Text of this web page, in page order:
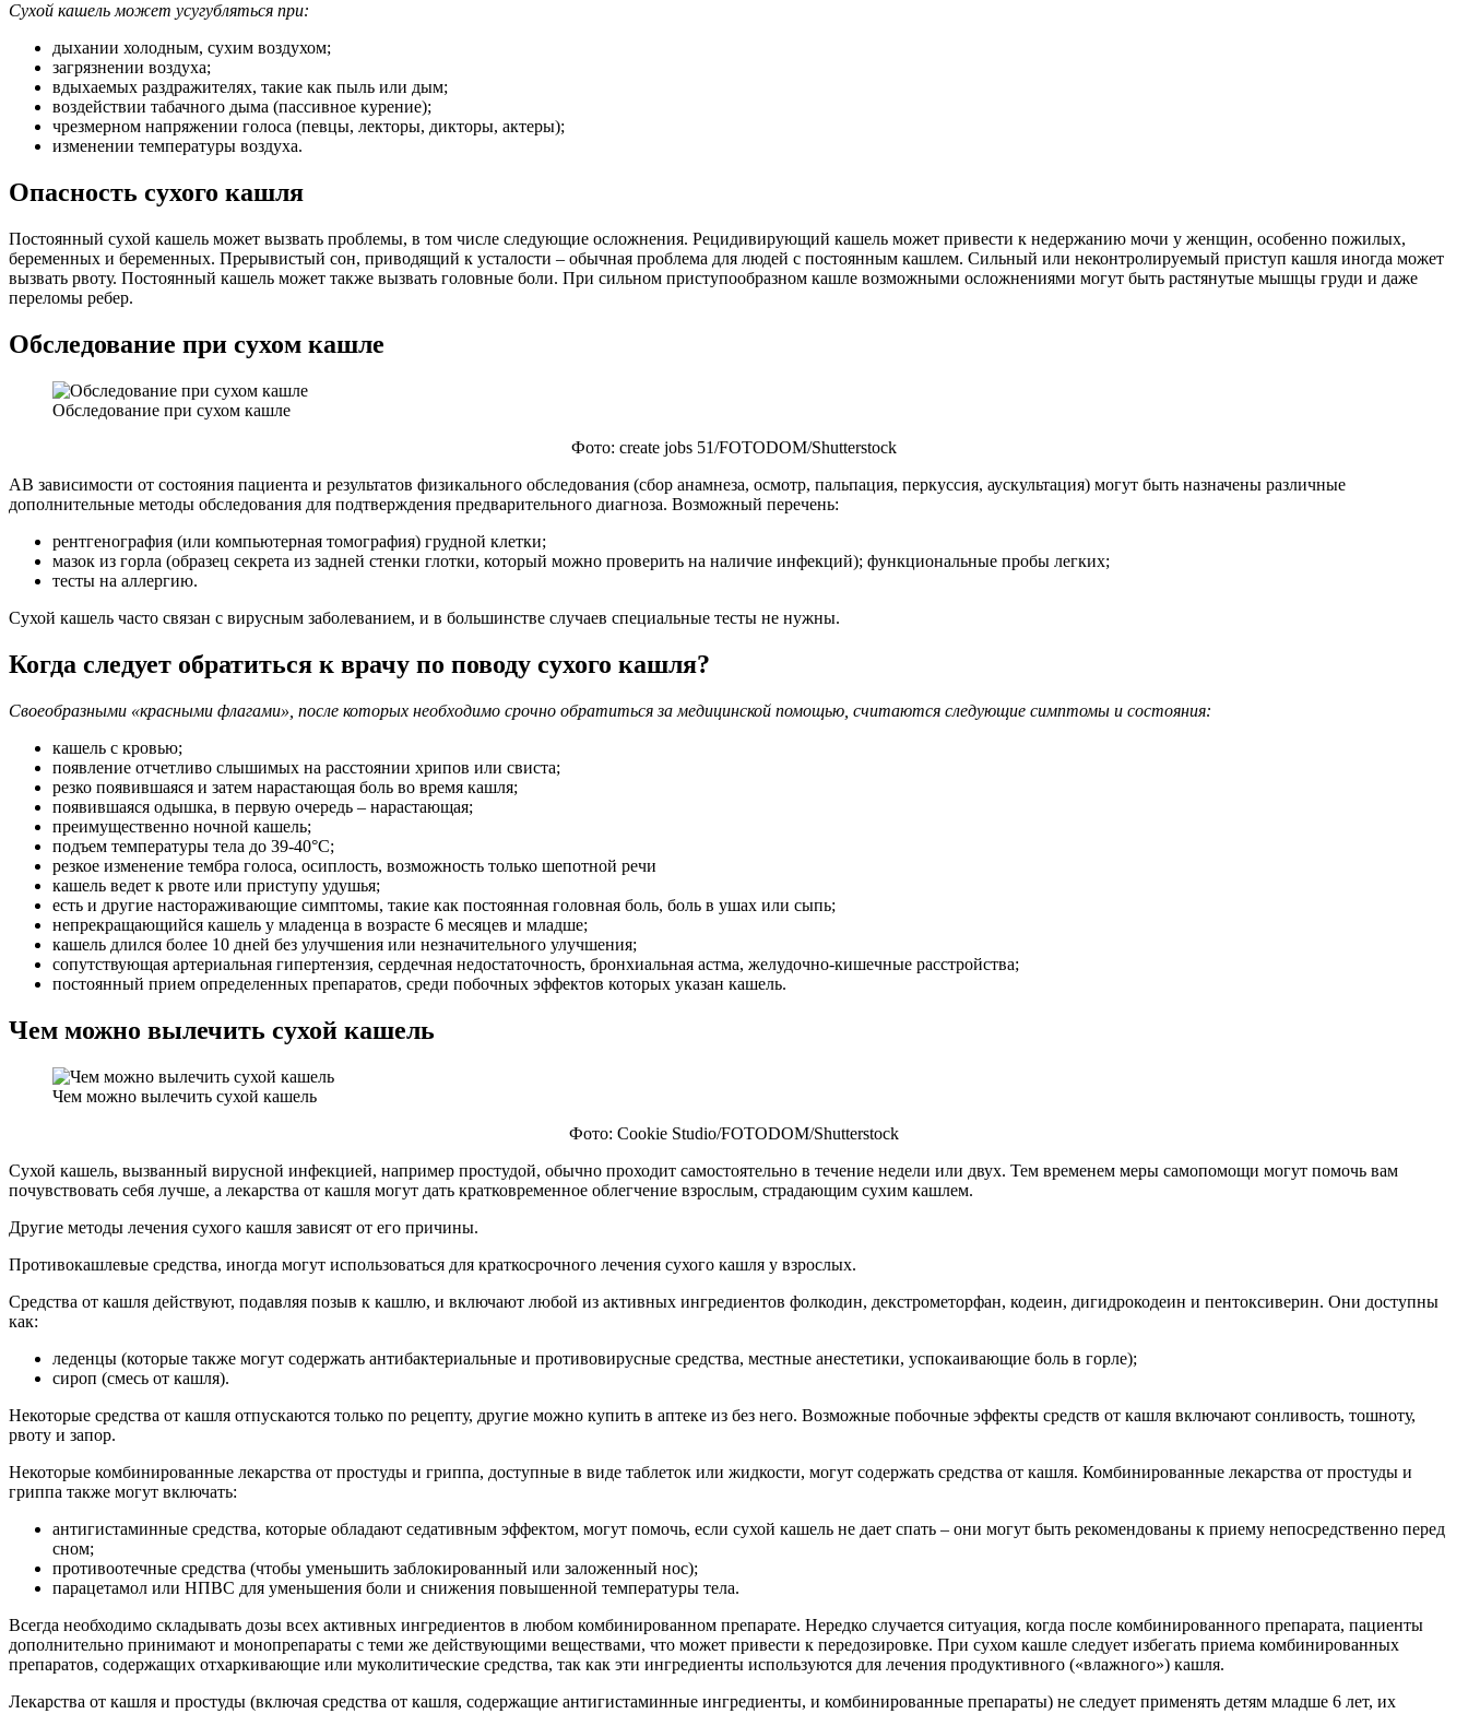
Сухой кашель может усугубляться при:
дыхании холодным, сухим воздухом;
загрязнении воздуха;
вдыхаемых раздражителях, такие как пыль или дым;
воздействии табачного дыма (пассивное курение);
чрезмерном напряжении голоса (певцы, лекторы, дикторы, актеры);
изменении температуры воздуха.
Опасность сухого кашля
Постоянный сухой кашель может вызвать проблемы, в том числе следующие осложнения. Рецидивирующий кашель может привести к недержанию мочи у женщин, особенно пожилых,
беременных и беременных. Прерывистый сон, приводящий к усталости – обычная проблема для людей с постоянным кашлем. Сильный или неконтролируемый приступ кашля иногда может
вызвать рвоту. Постоянный кашель может также вызвать головные боли. При сильном приступообразном кашле возможными осложнениями могут быть растянутые мышцы груди и даже
переломы ребер.
Обследование при сухом кашле
Обследование при сухом кашле
Фото: create jobs 51/FOTODOM/Shutterstoсk
АВ зависимости от состояния пациента и результатов физикального обследования (сбор анамнеза, осмотр, пальпация, перкуссия, аускультация) могут быть назначены различные
дополнительные методы обследования для подтверждения предварительного диагноза. Возможный перечень:
рентгенография (или компьютерная томография) грудной клетки;
мазок из горла (образец секрета из задней стенки глотки, который можно проверить на наличие инфекций); функциональные пробы легких;
тесты на аллергию.
Сухой кашель часто связан с вирусным заболеванием, и в большинстве случаев специальные тесты не нужны.
Когда следует обратиться к врачу по поводу сухого кашля?
Своеобразными «красными флагами», после которых необходимо срочно обратиться за медицинской помощью, считаются следующие симптомы и состояния:
кашель с кровью;
появление отчетливо слышимых на расстоянии хрипов или свиста;
резко появившаяся и затем нарастающая боль во время кашля;
появившаяся одышка, в первую очередь – нарастающая;
преимущественно ночной кашель;
подъем температуры тела до 39-40°С;
резкое изменение тембра голоса, осиплость, возможность только шепотной речи
кашель ведет к рвоте или приступу удушья;
есть и другие настораживающие симптомы, такие как постоянная головная боль, боль в ушах или сыпь;
непрекращающийся кашель у младенца в возрасте 6 месяцев и младше;
кашель длился более 10 дней без улучшения или незначительного улучшения;
сопутствующая артериальная гипертензия, сердечная недостаточность, бронхиальная астма, желудочно-кишечные расстройства;
постоянный прием определенных препаратов, среди побочных эффектов которых указан кашель.
Чем можно вылечить сухой кашель
Чем можно вылечить сухой кашель
Фото: Cookie Studio/FOTODOM/Shutterstoсk
Сухой кашель, вызванный вирусной инфекцией, например простудой, обычно проходит самостоятельно в течение недели или двух. Тем временем меры самопомощи могут помочь вам
почувствовать себя лучше, а лекарства от кашля могут дать кратковременное облегчение взрослым, страдающим сухим кашлем.
Другие методы лечения сухого кашля зависят от его причины.
Противокашлевые средства, иногда могут использоваться для краткосрочного лечения сухого кашля у взрослых.
Средства от кашля действуют, подавляя позыв к кашлю, и включают любой из активных ингредиентов фолкодин, декстрометорфан, кодеин, дигидрокодеин и пентоксиверин. Они доступны
как:
леденцы (которые также могут содержать антибактериальные и противовирусные средства, местные анестетики, успокаивающие боль в горле);
сироп (смесь от кашля).
Некоторые средства от кашля отпускаются только по рецепту, другие можно купить в аптеке из без него. Возможные побочные эффекты средств от кашля включают сонливость, тошноту,
рвоту и запор.
Некоторые комбинированные лекарства от простуды и гриппа, доступные в виде таблеток или жидкости, могут содержать средства от кашля. Комбинированные лекарства от простуды и
гриппа также могут включать:
антигистаминные средства, которые обладают седативным эффектом, могут помочь, если сухой кашель не дает спать – они могут быть рекомендованы к приему непосредственно перед
сном;
противоотечные средства (чтобы уменьшить заблокированный или заложенный нос);
парацетамол или НПВС для уменьшения боли и снижения повышенной температуры тела.
Всегда необходимо складывать дозы всех активных ингредиентов в любом комбинированном препарате. Нередко случается ситуация, когда после комбинированного препарата, пациенты
дополнительно принимают и монопрепараты с теми же действующими веществами, что может привести к передозировке. При сухом кашле следует избегать приема комбинированных
препаратов, содержащих отхаркивающие или муколитические средства, так как эти ингредиенты используются для лечения продуктивного («влажного») кашля.
Лекарства от кашля и простуды (включая средства от кашля, содержащие антигистаминные ингредиенты, и комбинированные препараты) не следует применять детям младше 6 лет, их